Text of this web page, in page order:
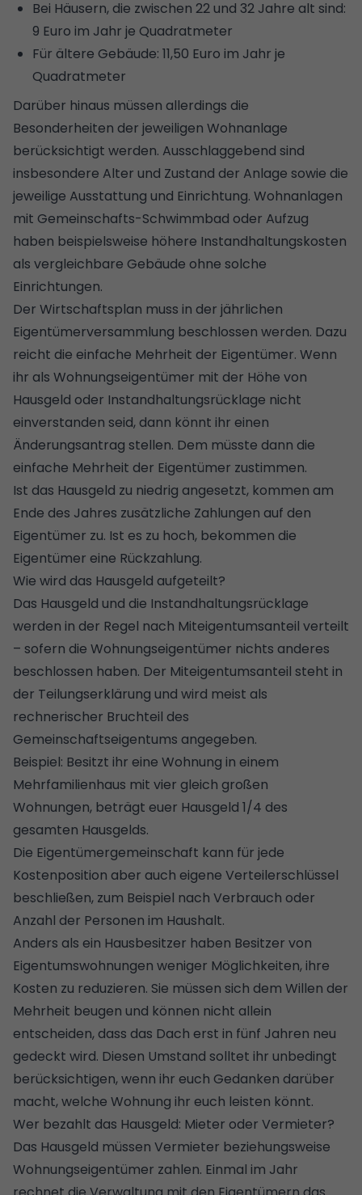
Bei Häusern, die zwischen 22 und 32 Jahre alt sind:
9 Euro im Jahr je Quadratmeter
Für ältere Gebäude: 11,50 Euro im Jahr je
Quadratmeter
Darüber hinaus müssen allerdings die
Besonderheiten der jeweiligen Wohnanlage
berücksichtigt werden. Ausschlaggebend sind
insbesondere Alter und Zustand der Anlage sowie die
jeweilige Ausstattung und Einrichtung. Wohnanlagen
mit Gemeinschafts-Schwimmbad oder Aufzug
haben beispielsweise höhere Instandhaltungskosten
als vergleichbare Gebäude ohne solche
Einrichtungen.
Der Wirtschaftsplan muss in der jährlichen
Eigentümerversammlung beschlossen werden. Dazu
reicht die einfache Mehrheit der Eigentümer. Wenn
ihr als Wohnungseigentümer mit der Höhe von
Hausgeld oder Instandhaltungsrücklage nicht
einverstanden seid, dann könnt ihr einen
Änderungsantrag stellen. Dem müsste dann die
einfache Mehrheit der Eigentümer zustimmen.
Ist das Hausgeld zu niedrig angesetzt, kommen am
Ende des Jahres zusätzliche Zahlungen auf den
Eigentümer zu. Ist es zu hoch, bekommen die
Eigentümer eine Rückzahlung.
Wie wird das Hausgeld aufgeteilt?
Das Hausgeld und die Instandhaltungsrücklage
werden in der Regel nach Miteigentumsanteil verteilt
– sofern die Wohnungseigentümer nichts anderes
beschlossen haben. Der Miteigentumsanteil steht in
der Teilungserklärung und wird meist als
rechnerischer Bruchteil des
Gemeinschaftseigentums angegeben.
Beispiel: Besitzt ihr eine Wohnung in einem
Mehrfamilienhaus mit vier gleich großen
Wohnungen, beträgt euer Hausgeld 1/4 des
gesamten Hausgelds.
Die Eigentümergemeinschaft kann für jede
Kostenposition aber auch eigene Verteilerschlüssel
beschließen, zum Beispiel nach Verbrauch oder
Anzahl der Personen im Haushalt.
Anders als ein Hausbesitzer haben Besitzer von
Eigentumswohnungen weniger Möglichkeiten, ihre
Kosten zu reduzieren. Sie müssen sich dem Willen der
Mehrheit beugen und können nicht allein
entscheiden, dass das Dach erst in fünf Jahren neu
gedeckt wird. Diesen Umstand solltet ihr unbedingt
berücksichtigen, wenn ihr euch Gedanken darüber
macht,welche Wohnung ihr euch leisten könnt.
Wer bezahlt das Hausgeld: Mieter oder Vermieter?
Das Hausgeld müssen Vermieter beziehungsweise
Wohnungseigentümer zahlen. Einmal im Jahr